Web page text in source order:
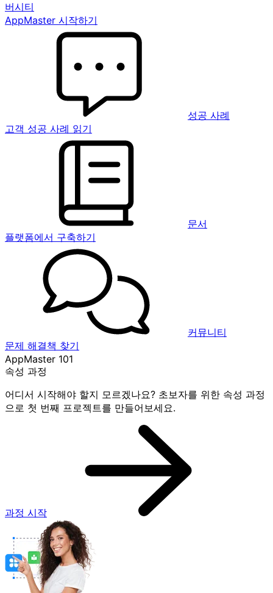
버시티
AppMaster 시작하기
성공 사례
고객 성공 사례 읽기
문서
플랫폼에서 구축하기
커뮤니티
문제 해결책 찾기
AppMaster 101
속성 과정
어디서 시작해야 할지 모르겠나요? 초보자를 위한 속성 과정
으로 첫 번째 프로젝트를 만들어보세요.
과정 시작